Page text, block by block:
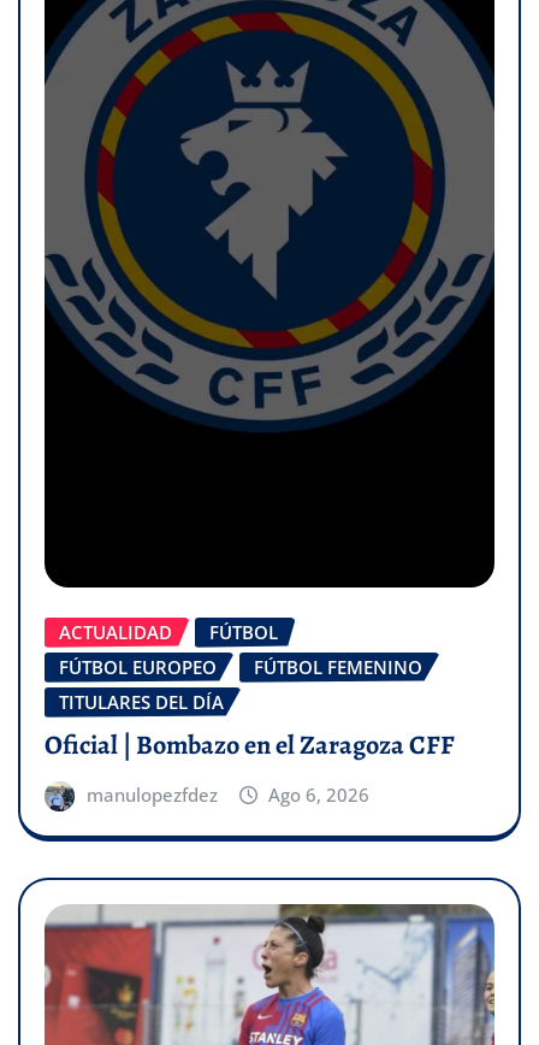
ACTUALIDAD
FÚTBOL
FÚTBOL EUROPEO
FÚTBOL FEMENINO
TITULARES DEL DÍA
Oficial | Bombazo en el Zaragoza CFF
manulopezfdez Ago 6, 2026